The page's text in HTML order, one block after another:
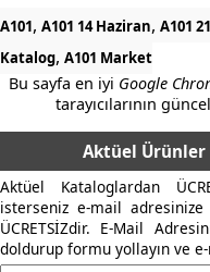
A101, A101 14 Haziran, A101
Katalog, A101 Market
Bu sayfa en iyi Google
tarayıcılarının
Aktüel Ürünler
Aktüel Kataloglardan
isterseniz e-mail
ÜCRETSİZdir. E-Mail
doldurup formu yollayın ve